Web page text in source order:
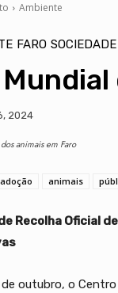
Ambiente
FARO SOCIEDADE
2024
animais em Faro
adoção animais
Recolha Oficial
outubro, o